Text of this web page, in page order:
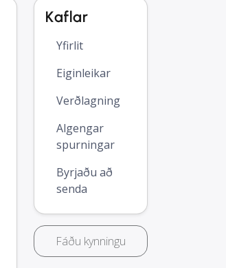
Kaflar
Yfirlit
Eiginleikar
Verðlagning
Algengar
spurningar
Byrjaðu að
senda
Fáðu kynningu